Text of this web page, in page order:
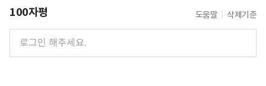
100자평 도움말 삭제기준